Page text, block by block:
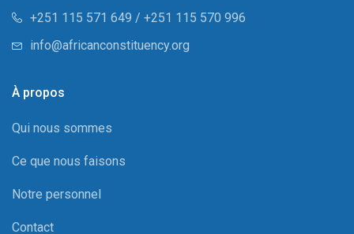
+251 115 571 649 / +251 115 570 996
info@africanconstituency.org
À propos
Qui nous sommes
Ce que nous faisons
Notre personnel
Contact